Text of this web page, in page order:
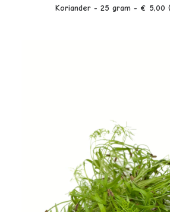
LEES VERDER
Koriander - 25 gram - € 5,00